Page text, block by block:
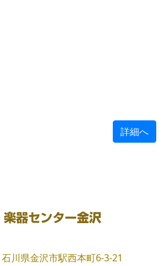
詳細へ
石川県金沢市駅西本町6-3-21